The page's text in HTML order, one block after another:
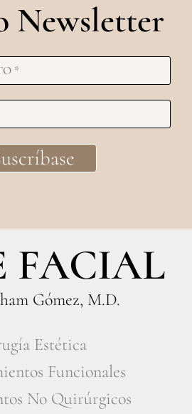
Newsletter
FACIAL
Gómez, M.D.
Estética
Funcionales
No Quirúrgicos